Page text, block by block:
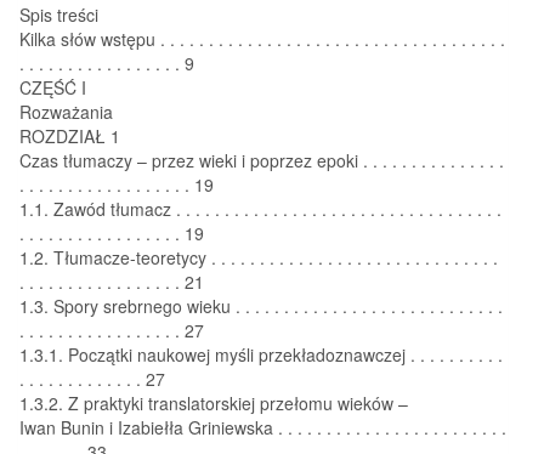
Spis treści
Kilka słów wstępu . . . . . . . . . . . . . . . . . . . . . . . . . . . . . . . . . . . .
. . . . . . . . . . . . . . . . . 9
CZĘŚĆ I
Rozważania
ROZDZIAŁ 1
Czas tłumaczy – przez wieki i poprzez epoki . . . . . . . . . . . . . . .
. . . . . . . . . . . . . . . . . . 19
1.1. Zawód tłumacz . . . . . . . . . . . . . . . . . . . . . . . . . . . . . . . . . .
. . . . . . . . . . . . . . . . . 19
1.2. Tłumacze-teoretycy . . . . . . . . . . . . . . . . . . . . . . . . . . . . . .
. . . . . . . . . . . . . . . . . 21
1.3. Spory srebrnego wieku . . . . . . . . . . . . . . . . . . . . . . . . . . . .
. . . . . . . . . . . . . . . . . 27
1.3.1. Początki naukowej myśli przekładoznawczej . . . . . . . . . .
. . . . . . . . . . . . . 27
1.3.2. Z praktyki translatorskiej przełomu wieków –
Iwan Bunin i Izabiełła Griniewska . . . . . . . . . . . . . . . . . . . . . . . .